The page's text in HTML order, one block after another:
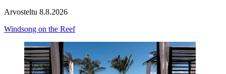
Arvosteltu 8.8.2026
Windsong on the Reef